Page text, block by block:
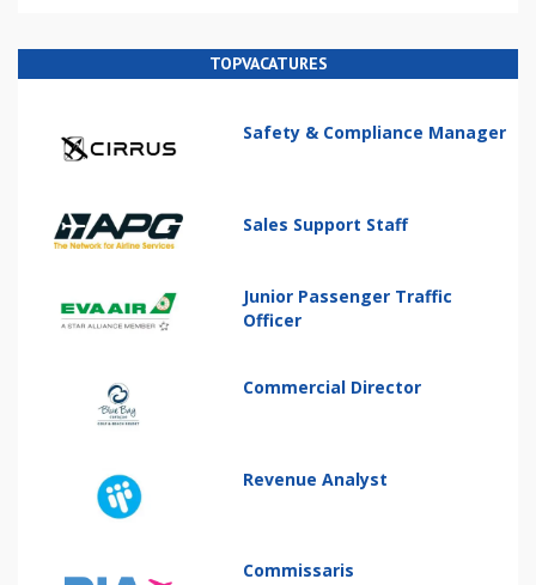
TOPVACATURES
Safety & Compliance Manager
Sales Support Staff
Junior Passenger Traffic
Officer
Commercial Director
Revenue Analyst
Commissaris